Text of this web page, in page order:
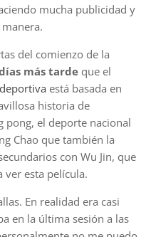
mucha publicidad y
del comienzo de la
más tarde que el
deportiva está basada en
historia de
pong, el deporte nacional
Chao que también la
con Wu Jin, que
esta película.
En realidad era casi
en la última sesión a las